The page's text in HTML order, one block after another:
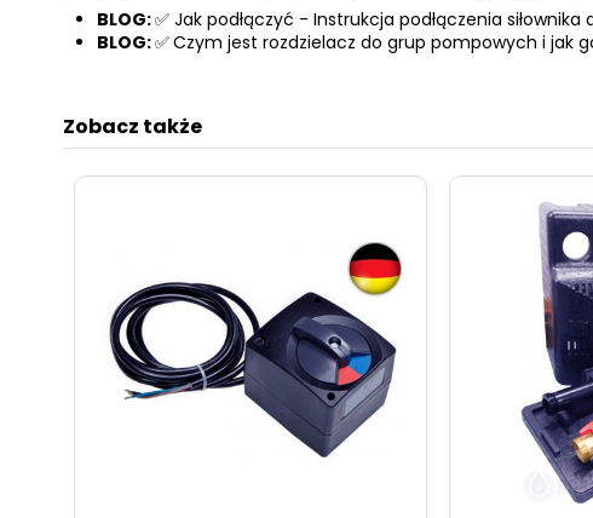
BLOG:✅ Jak podłączyć - Instrukcja podłączenia
BLOG:✅Czym jest rozdzielacz do grup pompowych i jak
Zobacz także